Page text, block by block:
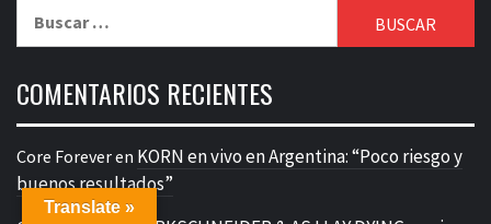
COMENTARIOS RECIENTES
Core Foreveren KORN en vivo en Argentina: “Poco riesgo y
buenos resultados”
Translate »